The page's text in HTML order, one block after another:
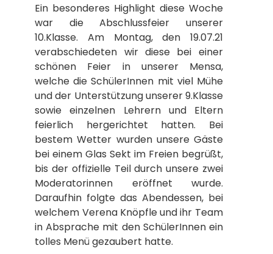
Ein besonderes Highlight diese Woche
war die Abschlussfeier unserer
10.Klasse. Am Montag, den 19.07.21
verabschiedeten wir diese bei einer
schönen Feier in unserer Mensa,
welche die SchülerInnen mit viel Mühe
und der Unterstützung unserer 9.Klasse
sowie einzelnen Lehrern und Eltern
feierlich hergerichtet hatten. Bei
bestem Wetter wurden unsere Gäste
bei einem Glas Sekt im Freien begrüßt,
bis der offizielle Teil durch unsere zwei
Moderatorinnen eröffnet wurde.
Daraufhin folgte das Abendessen, bei
welchem Verena Knöpfle und ihr Team
in Absprache mit den SchülerInnen ein
tolles Menü gezaubert hatte.